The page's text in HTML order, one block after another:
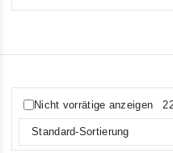
Nicht vorrätige anzeigen